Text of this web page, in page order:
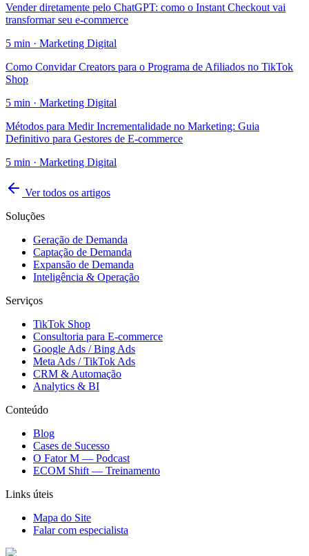
Vender diretamente pelo ChatGPT: como o Instant Checkout vai
transformar seu e-commerce
5 min · Marketing Digital
Como Convidar Creators para o Programa de Afiliados no TikTok
Shop
5 min · Marketing Digital
Métodos para Medir Incrementalidade no Marketing: Guia
Definitivo para Gestores de E-commerce
5 min · Marketing Digital
Ver todos os artigos
Soluções
Geração de Demanda
Captação de Demanda
Expansão de Demanda
Inteligência & Operação
Serviços
TikTok Shop
Consultoria para E-commerce
Google Ads / Bing Ads
Meta Ads / TikTok Ads
CRM & Automação
Analytics & BI
Conteúdo
Blog
Cases de Sucesso
O Fator M — Podcast
ECOM Shift — Treinamento
Links úteis
Mapa do Site
Falar com especialista